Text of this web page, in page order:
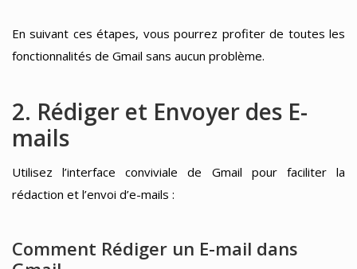
En suivant ces étapes, vous pourrez profiter de toutes les
fonctionnalités de Gmail sans aucun problème.
2. Rédiger et Envoyer des E-
mails
Utilisez l’interface conviviale de Gmail pour faciliter la
rédaction et l’envoi d’e-mails :
Comment Rédiger un E-mail dans